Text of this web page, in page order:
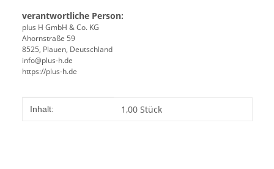
verantwortliche Person:
plus H GmbH & Co. KG
Ahornstraße 59
8525, Plauen, Deutschland
info@plus-h.de
https://plus-h.de
Produkteigenschaft
Wert
Inhalt: 1,00 Stück